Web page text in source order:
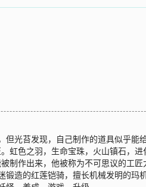
光苔发现，自己制作的道具似乎能
虹色之羽，生命宝珠，火山镇石，
作出来，他被称为不可思议的工匠
造的红莲铠骑，擅长机械发明的玛